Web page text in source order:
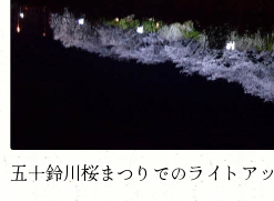
五十鈴川桜まつりでのライトア